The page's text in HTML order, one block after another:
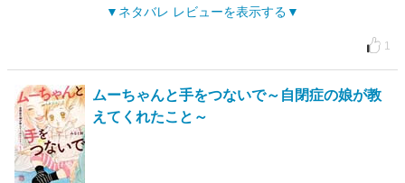
ネタバレ レビューを表示する
1
ムーちゃんと手をつないで～自閉症の娘が教
えてくれたこと～